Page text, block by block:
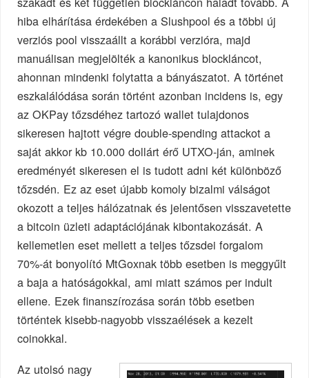
hiba elhárítása érdekében a Slushpool és a többi új
verziós pool visszaállt a korábbi verzióra, majd
manuálisan megjelölték a kanonikus blockláncot,
ahonnan mindenki folytatta a bányászatot. A történet
eszkalálódása során történt azonban incidens is, egy
az OKPay tőzsdéhez tartozó wallet tulajdonos
sikeresen hajtott végre double-spending attackot a
saját akkor kb 10.000 dollárt érő UTXO-ján, aminek
eredményét sikeresen el is tudott adni két különböző
tőzsdén. Ez az eset újabb komoly bizalmi válságot
okozott a teljes hálózatnak és jelentősen visszavetette
a bitcoin üzleti adaptációjának kibontakozását. A
kellemetlen eset mellett a teljes tőzsdei forgalom
70%-át bonyolító MtGoxnak több esetben is meggyűlt
a baja a hatóságokkal, ami miatt számos per indult
ellene. Ezek finanszírozása során több esetben
történtek kisebb-nagyobb visszaélések a kezelt
coinokkal.
Az utolsó nagy